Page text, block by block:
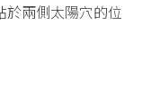
於兩側太陽穴的位